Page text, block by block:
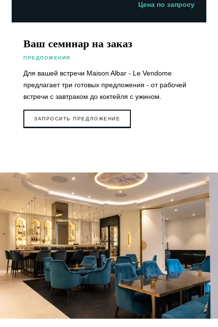
Цена по запросу
Ваш семинар на заказ
ПРЕДЛОЖЕНИЯ
Для вашей встречи Maison Albar - Le Vendome
предлагает три готовых предложения - от рабочей
встречи с завтраком до коктейля с ужином.
ЗАПРОСИТЬ ПРЕДЛОЖЕНИЕ